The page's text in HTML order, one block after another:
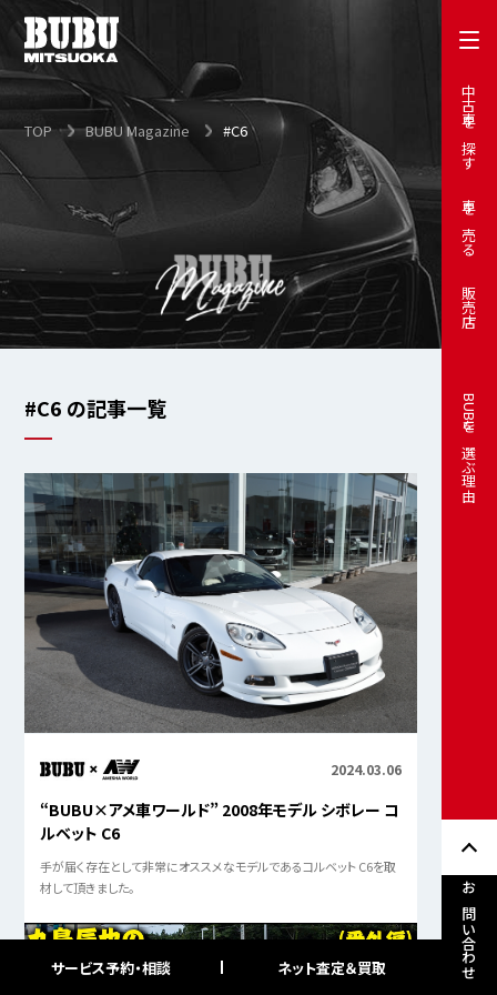
中古車を探す
車を売る
販売店
BUBUを選ぶ理由
お問い合わせ
TOP BUBU Magazine #C6
#C6 の記事一覧
2024.03.06
“BUBU×アメ車ワールド” 2008年モデル シボレー コ
ルベット C6
手が届く存在として非常にオススメなモデルであるコルベット C6を取
材して頂きました。
サービス予約・相談 ネット査定＆買取